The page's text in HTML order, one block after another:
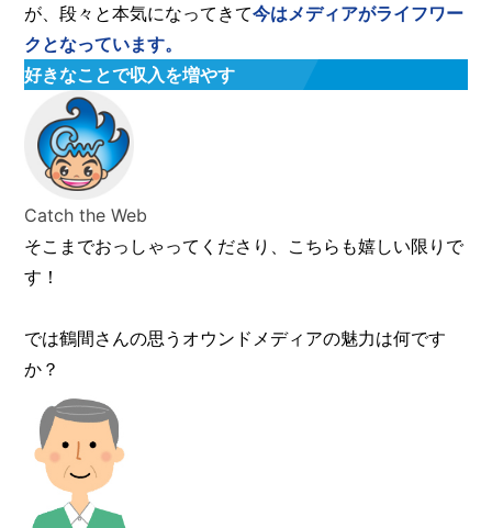
が、段々と本気になってきて今はメディアがライフワー
クとなっています。
好きなことで収入を増やす
Catch the Web
そこまでおっしゃってくださり、こちらも嬉しい限りで
す！
では鶴間さんの思うオウンドメディアの魅力は何です
か？